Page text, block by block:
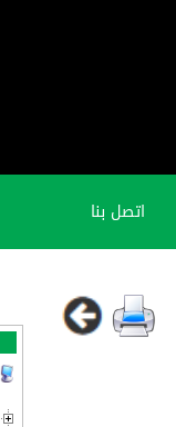
اتصل بنا